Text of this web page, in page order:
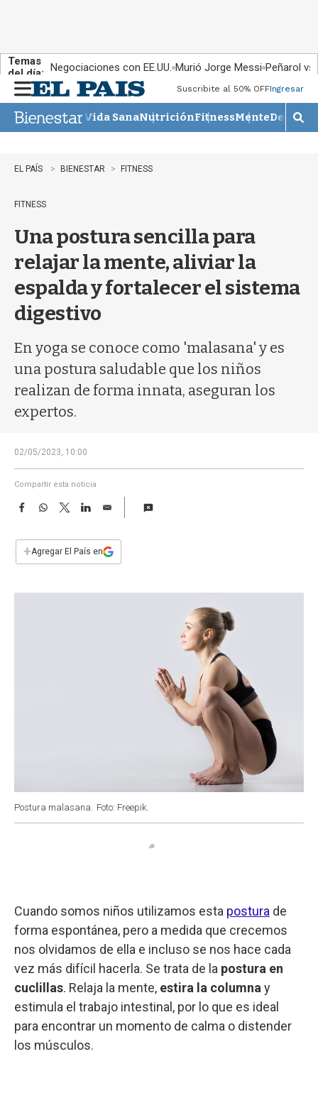
Temas
del día: Negociaciones con EE.UU. Murió Jorge Messi Peñarol
n
u
Suscribite al 50% OFFIngresar
Vida SanaNutriciónFitnessMente
M
o
e
EL PAÍS BIENESTAR FITNESS
FITNESS
Una postura sencilla para
relajar la mente, aliviar la
espalda y fortalecer el sistema
digestivo
En yoga se conoce como 'malasana' y es
una postura saludable que los niños
realizan de forma innata, aseguran los
expertos.
02/05/2023, 10:00
Compartir esta noticia
F
e
b
W
s
T
w
t
L
E
i
l
+Agregar El País en
Postura malasana. Foto: Freepik.
Cuando somos niños utilizamos esta postura de
forma espontánea, pero a medida que crecemos
nos olvidamos de ella e incluso se nos hace cada
vez más difícil hacerla. Se trata de la postura en
cuclillas. Relaja la mente, estira la columna y
estimula el trabajo intestinal, por lo que es ideal
para encontrar un momento de calma o distender
los músculos.